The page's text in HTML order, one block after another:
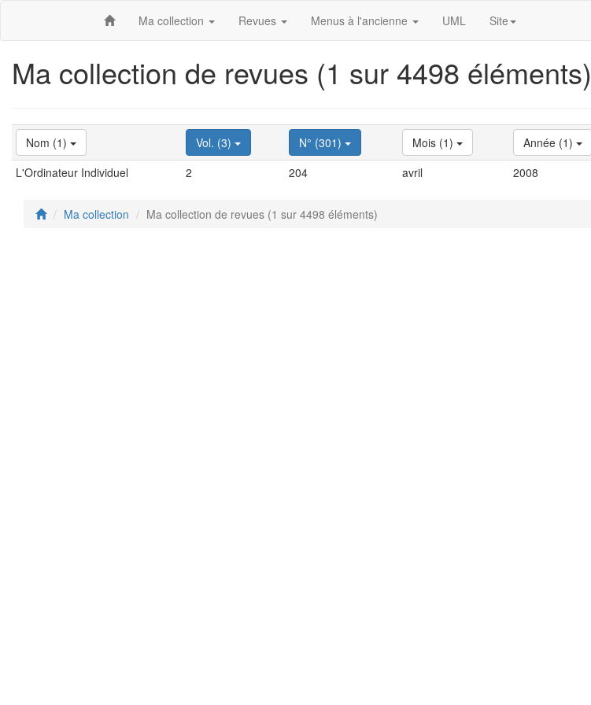
Ma collection Revues Menus à l'ancienne UML Site
Ma collection de revues (1 sur 4498 éléments)
Nom (1) Vol. (3) N° (301) Mois (1) Année (1)
L'Ordinateur Individuel
2 204 avril 2008
Ma collection Ma collection de revues (1 sur 4498 éléments)